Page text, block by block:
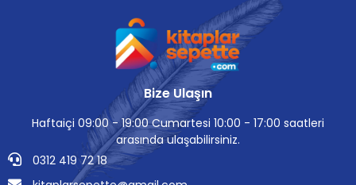
Bize Ulaşın
Haftaiçi 09:00 - 19:00 Cumartesi 10:00 - 17:00 saatleri
arasında ulaşabilirsiniz.
0312 419 72 18